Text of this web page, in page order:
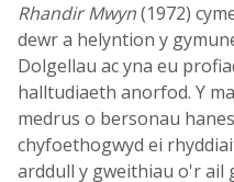
Rhandir Mwyn(1972)
dewr a helyntion y
Dolgellau ac yna eu
halltudiaeth anorfod. Y
medrus o bersonau
chyfoethogwyd ei
arddull y gweithiau o'r ail